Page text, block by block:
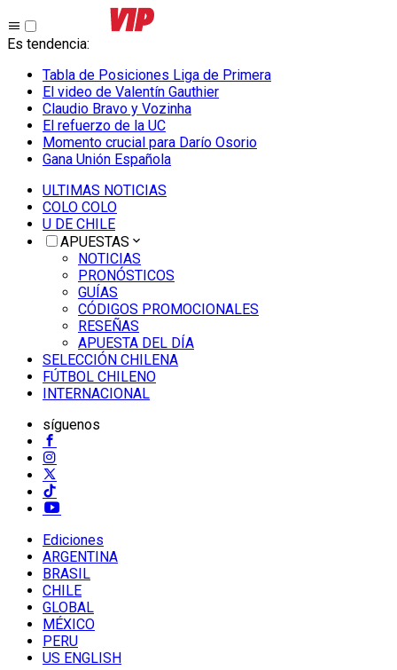
Es tendencia:
Tabla de Posiciones Liga de Primera
El video de Valentín Gauthier
Claudio Bravo y Vozinha
El refuerzo de la UC
Momento crucial para Darío Osorio
Gana Unión Española
ULTIMAS NOTICIAS
COLO COLO
U DE CHILE
APUESTAS
NOTICIAS
PRONÓSTICOS
GUÍAS
CÓDIGOS PROMOCIONALES
RESEÑAS
APUESTA DEL DÍA
SELECCIÓN CHILENA
FÚTBOL CHILENO
INTERNACIONAL
síguenos
Ediciones
ARGENTINA
BRASIL
CHILE
GLOBAL
MÉXICO
PERU
US ENGLISH